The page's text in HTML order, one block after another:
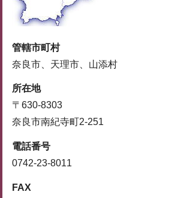
管轄市町村
奈良市、天理市、山添村
所在地
〒630-8303
奈良市南紀寺町2-251
電話番号
0742-23-8011
FAX